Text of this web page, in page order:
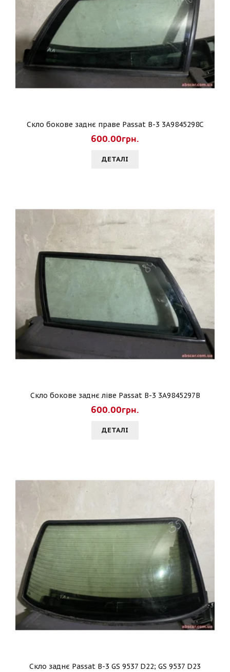
Скло бокове заднє праве Passat B-3 3A9845298C
600.00грн.
ДЕТАЛI
Скло бокове заднє ліве Passat B-3 3A9845297B
600.00грн.
ДЕТАЛI
Скло заднє Passat B-3 GS 9537 D22; GS 9537 D23